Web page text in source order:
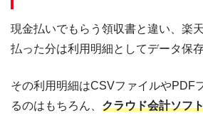
現金払いでもらう領収書と違い、楽
払った分は利用明細としてデータ保存
その利用明細はCSVファイルやPDF
るのはもちろん、 クラウド会計ソフ